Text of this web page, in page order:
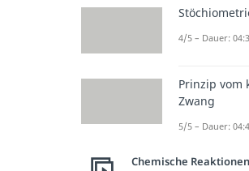
4/5 – Dauer:
Prinzip vom
Zwang
5/5 – Dauer:
Chemische Reaktionen